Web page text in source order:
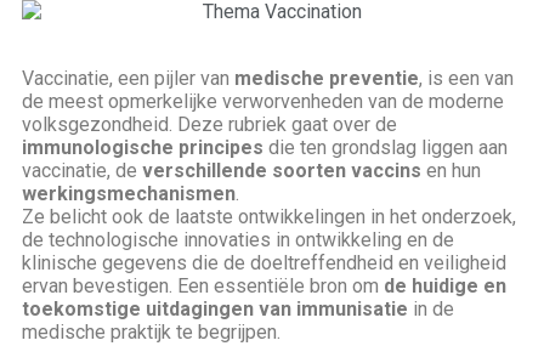
Vaccinatie, een pijler van medische preventie, is een van
de meest opmerkelijke verworvenheden van de moderne
volksgezondheid. Deze rubriek gaat over de
immunologische principes die ten grondslag liggen aan
vaccinatie, de verschillende soorten vaccins en hun
werkingsmechanismen.
Ze belicht ook de laatste ontwikkelingen in het onderzoek,
de technologische innovaties in ontwikkeling en de
klinische gegevens die de doeltreffendheid en veiligheid
ervan bevestigen. Een essentiële bron om de huidige en
toekomstige uitdagingen van immunisatie in de
medische praktijk te begrijpen.